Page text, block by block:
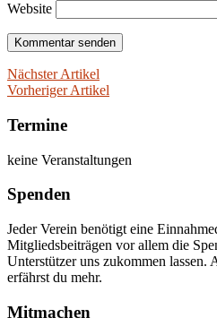
Website
Nächster Artikel
Vorheriger Artikel
Termine
keine Veranstaltungen
Spenden
Jeder Verein benötigt eine
Mitgliedsbeiträgen vor allem die
Unterstützer uns zukommen lassen.
erfährst du mehr.
Mitmachen